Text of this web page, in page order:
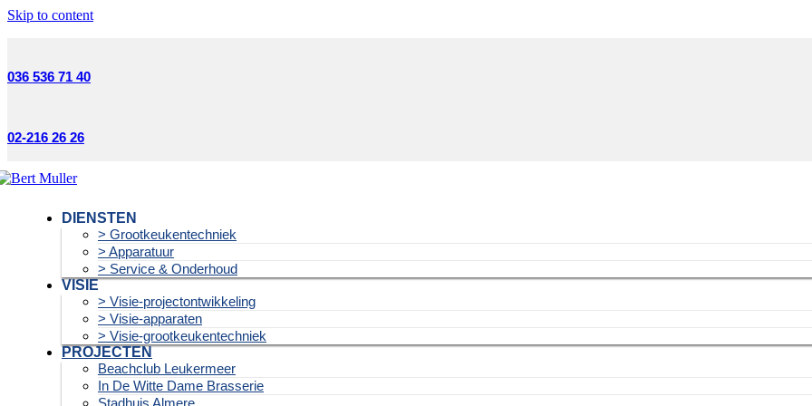
Skip to content
036 536 71 40
02-216 26 26
DIENSTEN
> Grootkeukentechniek
> Apparatuur
> Service & Onderhoud
VISIE
> Visie-projectontwikkeling
> Visie-apparaten
> Visie-grootkeukentechniek
PROJECTEN
Beachclub Leukermeer
In De Witte Dame Brasserie
Stadhuis Almere